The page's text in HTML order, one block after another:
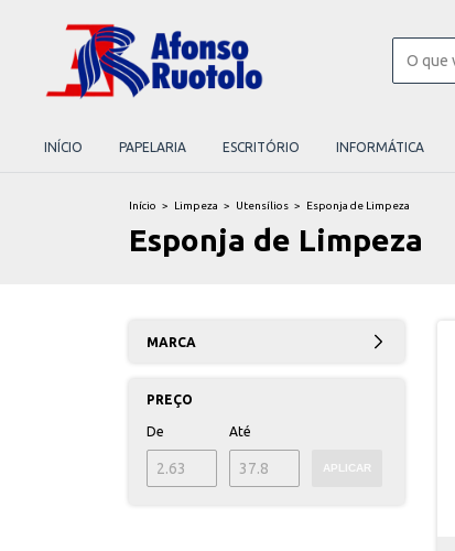
INÍCIO PAPELARIA ESCRITÓRIO INFORMÁTICA
Início > Limpeza > Utensílios > Esponja de Limpeza
Esponja de Limpeza
MARCA
PREÇO
De Até
APLICAR